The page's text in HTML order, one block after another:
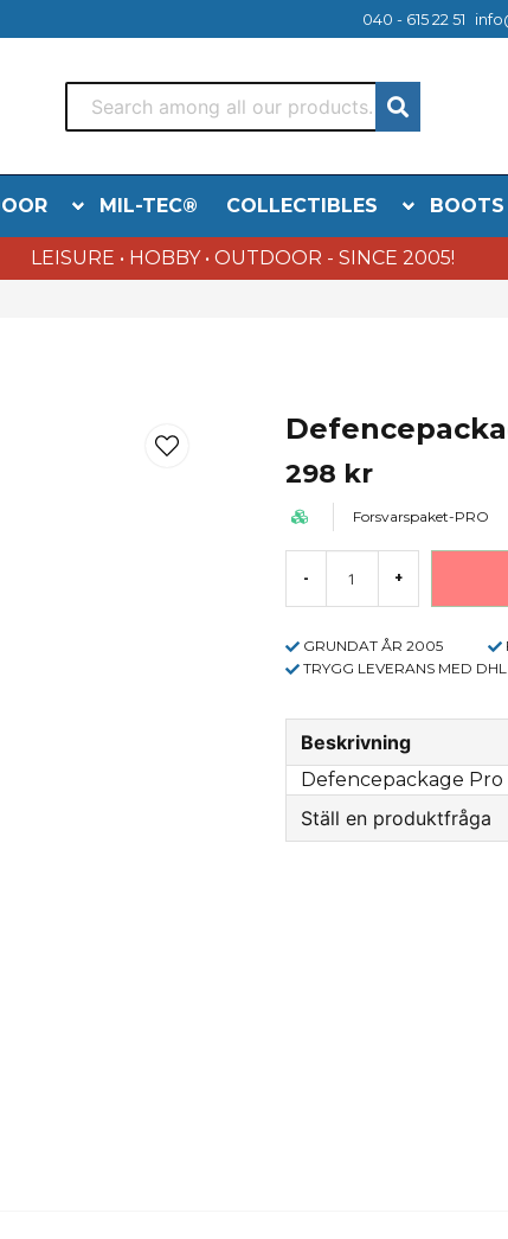
040 - 615 22 51
MIL-TEC® COLLECTIBLES BOOTS
LEISURE • HOBBY • OUTDOOR - SINCE 2005!
298 kr
Forsvarspaket-PRO
- +
GRUNDAT ÅR 2005
TRYGG LEVERANS MED DHL
Beskrivning
Defencepackage Pro
Ställ en produktfråga